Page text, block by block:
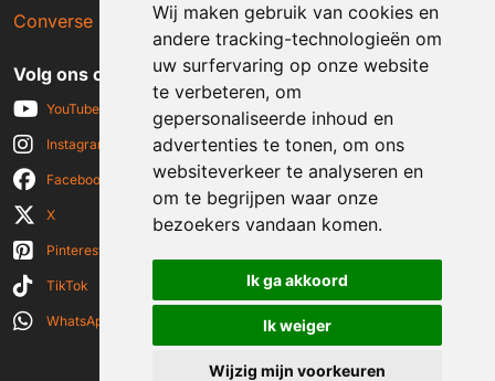
Wij maken gebruik van cookies en
andere tracking-technologieën om
uw surfervaring op onze website
te verbeteren, om
gepersonaliseerde inhoud en
advertenties te tonen, om ons
websiteverkeer te analyseren en
om te begrijpen waar onze
bezoekers vandaan komen.
Ik ga akkoord
Ik weiger
Wijzig mijn voorkeuren
Converse sneakers
Volg ons op social media
YouTube
Instagram
Facebook
X
Pinterest
TikTok
WhatsApp